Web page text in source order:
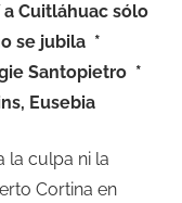
a Cuitláhuac sólo
se jubila *
Santopietro *
Eusebia
la culpa ni la
Cortina en